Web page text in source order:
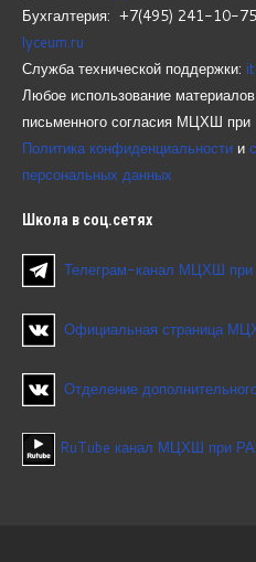
Бухгалтерия: +7(495) 241-10-
lyceum.ru
Служба технической поддержки:
Любое использование
письменного согласия МЦХШ
Политика конфиденциальности и
персональных данных
Школа в соц.сетях
Телеграм-канал МЦХШ
Официальная страница
Отделение
RuTube канал МЦХШ при